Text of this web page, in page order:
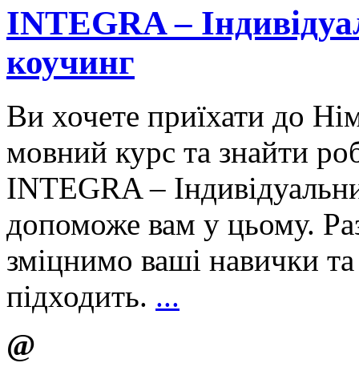
INTEGRA –
коучинг
Ви хочете приїхати до
мовний курс та знайти
INTEGRA –
допоможе вам у цьому.
зміцнимо ваші навички
підходить. ...
@